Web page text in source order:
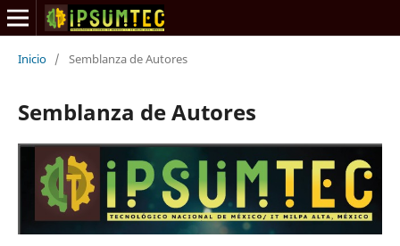
Inicio / Semblanza de Autores
Semblanza de Autores